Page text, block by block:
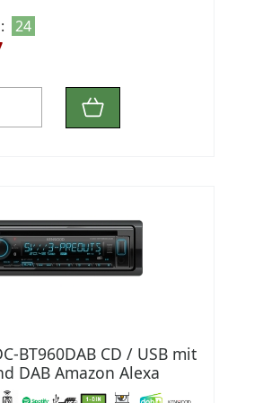
24
BT960DAB CD / USB mit
DAB Amazon Alexa